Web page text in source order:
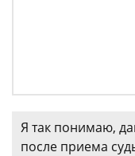
Я так понимаю,
после приема